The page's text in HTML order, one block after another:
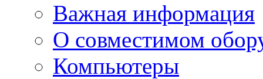
Важная информация
О совместимом
Компьютеры